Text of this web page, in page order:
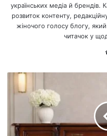
українських медіа й брендів.
розвиток контенту,
жіночого голосу блогу,
читачок у